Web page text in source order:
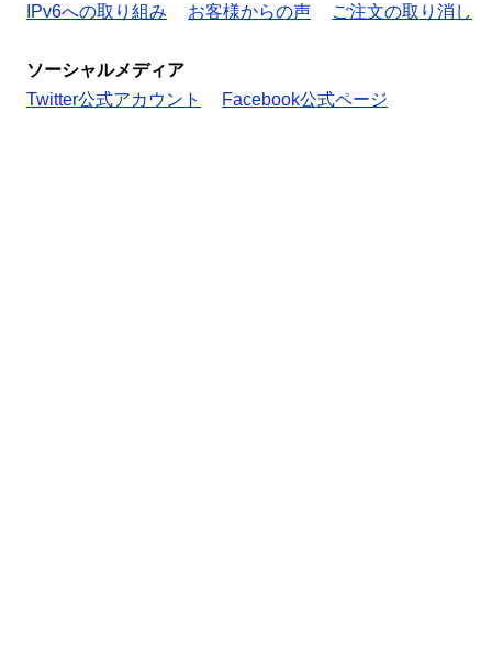
IPv6への取り組み
お客様からの声 ご注文の取り消し
ソーシャルメディア
Twitter公式アカウント
Facebook公式ページ